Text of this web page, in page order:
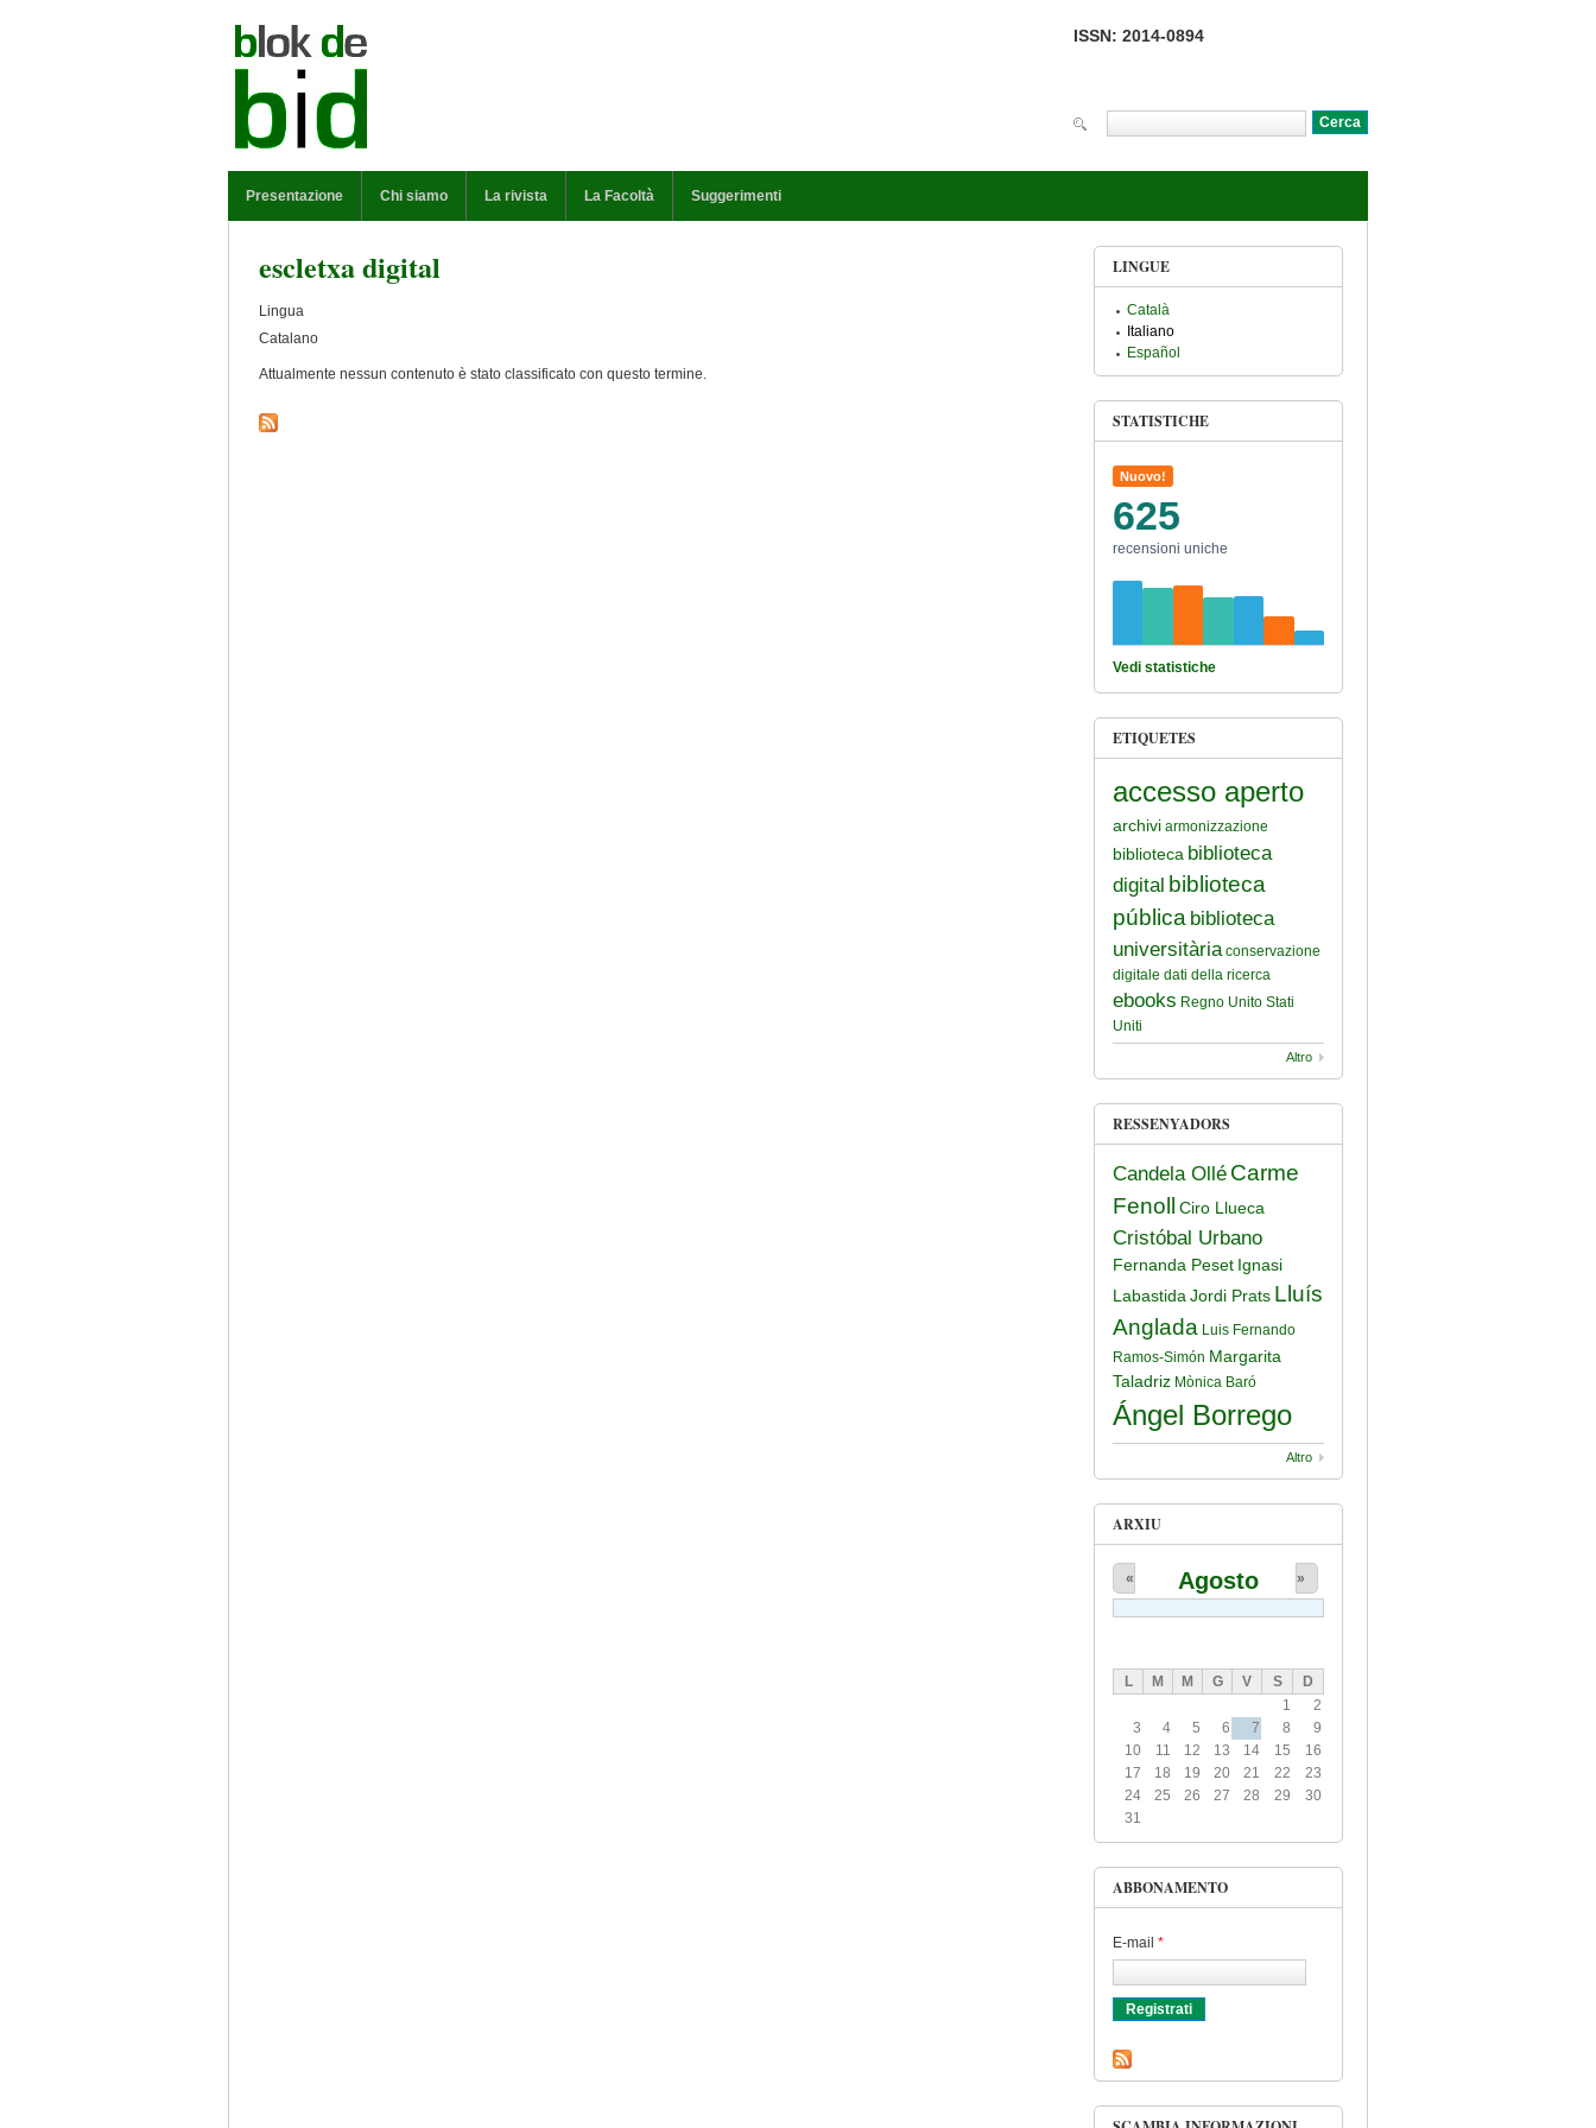
ISSN: 2014-0894
Presentazione Chi siamo La rivista La Facoltà Suggerimenti
escletxa digital
Lingua
Catalano
Attualmente nessun contenuto è stato classificato con questo termine.
LINGUE
Català
Italiano
Español
STATISTICHE
Nuovo!
625
recensioni uniche
Vedi statistiche
ETIQUETES
accesso aperto
archivi armonizzazione
biblioteca biblioteca
digital biblioteca
pública biblioteca
universitària conservazione
digitale dati della ricerca
ebooks Regno Unito Stati
Uniti
Altro
RESSENYADORS
Candela Ollé Carme
Fenoll
Ciro Llueca
Cristóbal Urbano
Fernanda Peset Ignasi
Labastida Jordi Prats Lluís
Anglada Luis Fernando
Ramos-Simón Margarita
Taladriz Mònica Baró
Ángel Borrego
Altro
ARXIU
Agosto
« »
L M M G V S
D
1
2
3
4 5 6 7 8
9
10
11 12 13 14 15
16
17
18 19 20 21 22
23
24
25 26 27 28 29
30
31
ABBONAMENTO
E-mail *